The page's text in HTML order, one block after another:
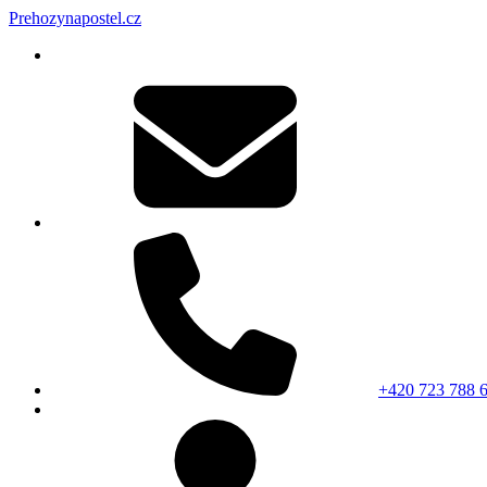
Prehozynapostel.cz
+420 723 788